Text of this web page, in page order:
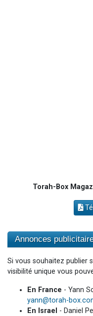
Torah-Box
Annonces
Si vous souhaitez publier
visibilité unique vous
En France - Yann
yann@torah-
En Israel - Daniel